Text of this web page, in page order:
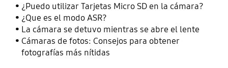
¿Puedo utilizar Tarjetas Micro SD en la cámara?
¿Que es el modo ASR?
La cámara se detuvo mientras se abre el lente
Cámaras de fotos: Consejos para obtener
fotografías más nítidas